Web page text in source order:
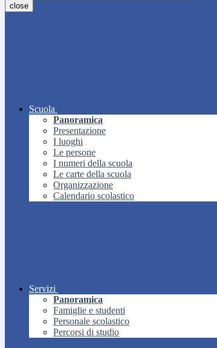
close
Scuola
Panoramica
Presentazione
I luoghi
Le persone
I numeri della scuola
Le carte della scuola
Organizzazione
Calendario scolastico
Servizi
Panoramica
Famiglie e studenti
Personale scolastico
Percorsi di studio